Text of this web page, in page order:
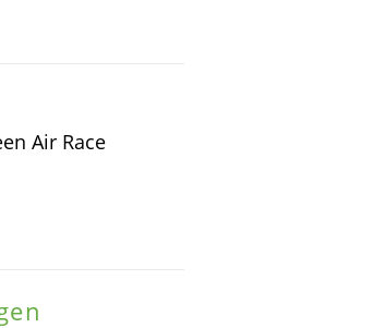
Air Race